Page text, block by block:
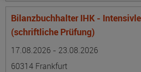
Bilanzbuchhalter IHK -
(schriftliche Prüfung)
17.08.2026 - 23.08.2026
60314 Frankfurt